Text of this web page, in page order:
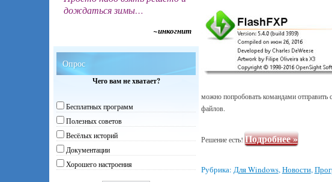
можно попробовать командами отправить
файлов.
Решение есть! Подробнее»
Рубрика: Для Windows,Новости,
дождаться зимы…
~инкогнит
Опрос
Чего вам не хватает?
Бесплатных программ
Полезных советов
Весёлых историй
Документации
Хорошего настроения